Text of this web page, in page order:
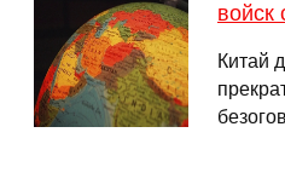
войск
Китай